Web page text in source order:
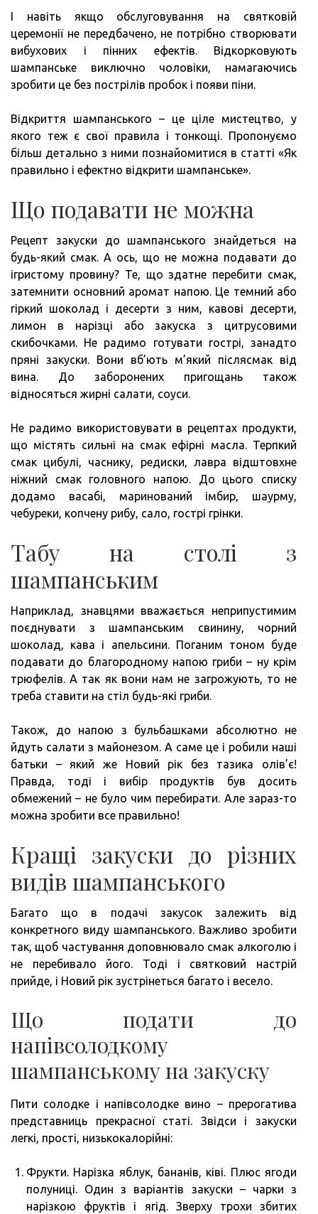
І навіть якщо обслуговування на святковій
церемонії не передбачено, не потрібно створювати
вибухових і пінних ефектів. Відкорковують
шампанське виключно чоловіки, намагаючись
зробити це без пострілів пробок і появи піни.
Відкриття шампанського – це ціле мистецтво, у
якого теж є свої правила і тонкощі. Пропонуємо
більш детально з ними познайомитися в статті «Як
правильно і ефектно відкрити шампанське».
Що подавати не можна
Рецепт закуски до шампанського знайдеться на
будь-який смак. А ось, що не можна подавати до
ігристому провину? Те, що здатне перебити смак,
затемнити основний аромат напою. Це темний або
гіркий шоколад і десерти з ним, кавові десерти,
лимон в нарізці або закуска з цитрусовими
скибочками. Не радимо готувати гострі, занадто
пряні закуски. Вони вб’ють м’який післясмак від
вина. До заборонених пригощань також
відносяться жирні салати, соуси.
Не радимо використовувати в рецептах продукти,
що містять сильні на смак ефірні масла. Терпкий
смак цибулі, часнику, редиски, лавра відштовхне
ніжний смак головного напою. До цього списку
додамо васабі, маринований імбир, шаурму,
чебуреки, копчену рибу, сало, гострі грінки.
Табу на столі з
шампанським
Наприклад, знавцями вважається неприпустимим
поєднувати з шампанським свинину, чорний
шоколад, кава і апельсини. Поганим тоном буде
подавати до благородному напою гриби – ну крім
трюфелів. А так як вони нам не загрожують, то не
треба ставити на стіл будь-які гриби.
Також, до напою з бульбашками абсолютно не
йдуть салати з майонезом. А саме це і робили наші
батьки – який же Новий рік без тазика олів’є!
Правда, тоді і вибір продуктів був досить
обмежений – не було чим перебирати. Але зараз-то
можна зробити все правильно!
Кращі закуски до різних
видів шампанського
Багато що в подачі закусок залежить від
конкретного виду шампанського. Важливо зробити
так, щоб частування доповнювало смак алкоголю і
не перебивало його. Тоді і святковий настрій
прийде, і Новий рік зустрінеться багато і весело.
Що подати до
напівсолодкому
шампанському на закуску
Пити солодке і напівсолодке вино – прерогатива
представниць прекрасної статі. Звідси і закуски
легкі, прості, низькокалорійні:
Фрукти. Нарізка яблук, бананів, ківі. Плюс ягоди
полуниці. Один з варіантів закуски – чарки з
нарізкою фруктів і ягід. Зверху трохи збитих